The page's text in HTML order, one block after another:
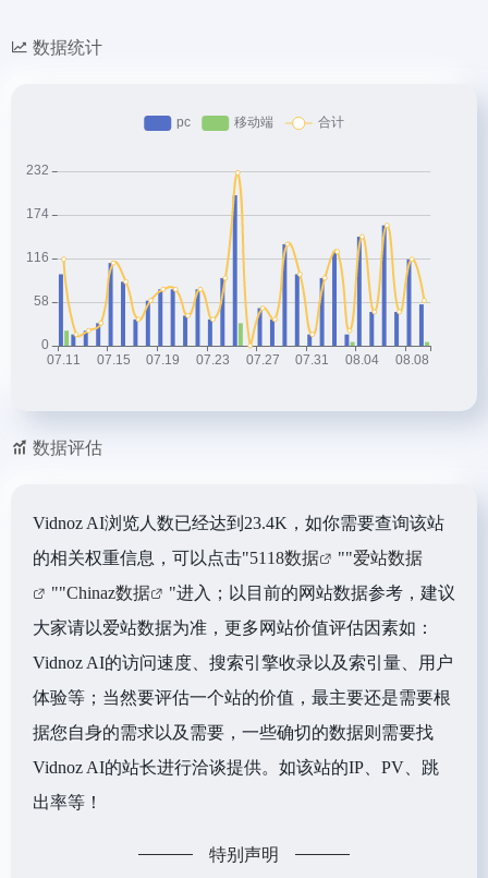
数据统计
数据评估
Vidnoz AI浏览人数已经达到23.4K，如你需要查询该站
的相关权重信息，可以点击"5118数据 ""爱站数据
""Chinaz数据
"进入；以目前的网站数据参考，建议
大家请以爱站数据为准，更多网站价值评估因素如：
Vidnoz AI的访问速度、搜索引擎收录以及索引量、用户
体验等；当然要评估一个站的价值，最主要还是需要根
据您自身的需求以及需要，一些确切的数据则需要找
Vidnoz AI的站长进行洽谈提供。如该站的IP、PV、跳
出率等！
特别声明